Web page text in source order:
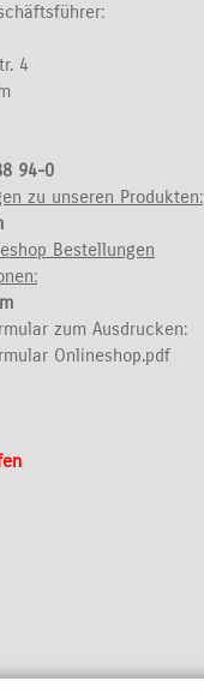
4
94-0
zu unseren Produkten:
Bestellungen
zum Ausdrucken:
Onlineshop.pdf